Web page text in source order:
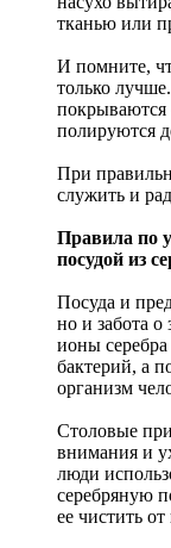
тканью или
И помните,
только
покрываются
полируются
При
служить и
Правила по
посудой из
Посуда и
но и забота о
ионы
бактерий, а
организм
Столовые
внимания и
люди
серебряную
ее чистить